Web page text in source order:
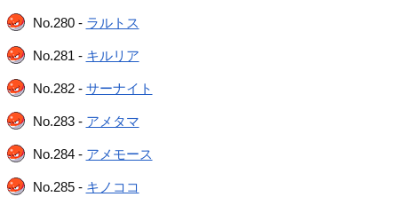
No.280 - ラルトス
No.281 - キルリア
No.282 - サーナイト
No.283 - アメタマ
No.284 - アメモース
No.285 - キノココ